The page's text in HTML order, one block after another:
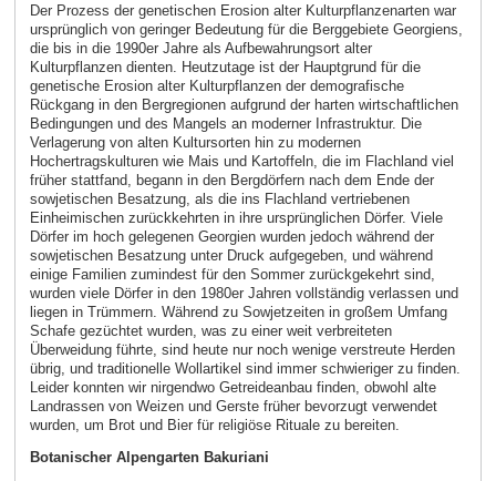
Der Prozess der genetischen Erosion alter Kulturpflanzenarten war
ursprünglich von geringer Bedeutung für die Berggebiete Georgiens,
die bis in die 1990er Jahre als Aufbewahrungsort alter
Kulturpflanzen dienten. Heutzutage ist der Hauptgrund für die
genetische Erosion alter Kulturpflanzen der demografische
Rückgang in den Bergregionen aufgrund der harten wirtschaftlichen
Bedingungen und des Mangels an moderner Infrastruktur. Die
Verlagerung von alten Kultursorten hin zu modernen
Hochertragskulturen wie Mais und Kartoffeln, die im Flachland viel
früher stattfand, begann in den Bergdörfern nach dem Ende der
sowjetischen Besatzung, als die ins Flachland vertriebenen
Einheimischen zurückkehrten in ihre ursprünglichen Dörfer. Viele
Dörfer im hoch gelegenen Georgien wurden jedoch während der
sowjetischen Besatzung unter Druck aufgegeben, und während
einige Familien zumindest für den Sommer zurückgekehrt sind,
wurden viele Dörfer in den 1980er Jahren vollständig verlassen und
liegen in Trümmern. Während zu Sowjetzeiten in großem Umfang
Schafe gezüchtet wurden, was zu einer weit verbreiteten
Überweidung führte, sind heute nur noch wenige verstreute Herden
übrig, und traditionelle Wollartikel sind immer schwieriger zu finden.
Leider konnten wir nirgendwo Getreideanbau finden, obwohl alte
Landrassen von Weizen und Gerste früher bevorzugt verwendet
wurden, um Brot und Bier für religiöse Rituale zu bereiten.
Botanischer Alpengarten Bakuriani